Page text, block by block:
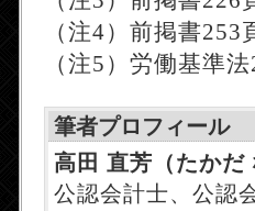
（注4）前掲書253
（注5）労働基準
筆者プロフィール
高田 直芳（たかだ
公認会計士、公認